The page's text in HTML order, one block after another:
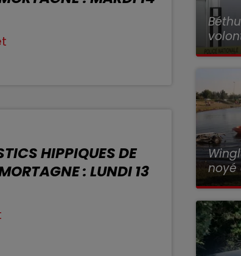
13h00 - 16h00
LES APRÈS-MIDI QUI
HIPPIQUES DE
: LUNDI 13
noyé